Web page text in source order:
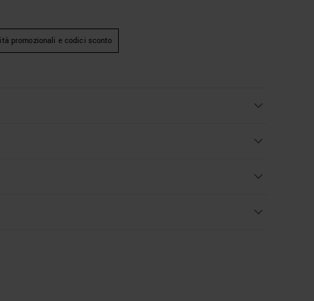
promozionali e codici sconto